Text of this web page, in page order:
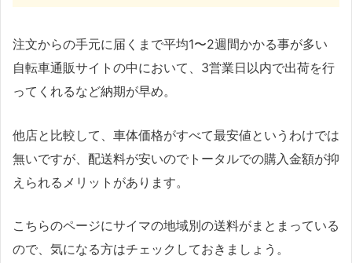
注文からの手元に届くまで平均1〜2週間かかる事が多い
自転車通販サイトの中において、3営業日以内で出荷を行
ってくれるなど納期が早め。
他店と比較して、車体価格がすべて最安値というわけでは
無いですが、配送料が安いのでトータルでの購入金額が抑
えられるメリットがあります。
こちらのページにサイマの地域別の送料がまとまっている
ので、気になる方はチェックしておきましょう。